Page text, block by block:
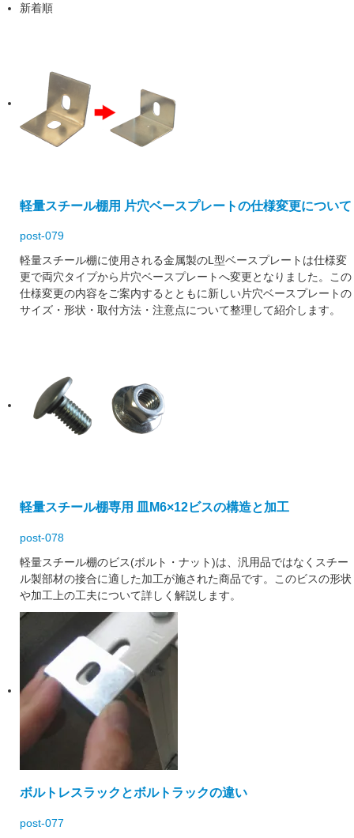
新着順
軽量スチール棚用 片穴ベースプレートの仕様変更について
post-079
軽量スチール棚に使用される金属製のL型ベースプレートは仕様変
更で両穴タイプから片穴ベースプレートへ変更となりました。この
仕様変更の内容をご案内するとともに新しい片穴ベースプレートの
サイズ・形状・取付方法・注意点について整理して紹介します。
軽量スチール棚専用 皿M6×12ビスの構造と加工
post-078
軽量スチール棚のビス(ボルト・ナット)は、汎用品ではなくスチー
ル製部材の接合に適した加工が施された商品です。このビスの形状
や加工上の工夫について詳しく解説します。
ボルトレスラックとボルトラックの違い
post-077